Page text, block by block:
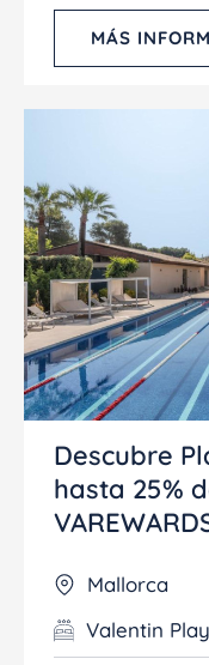
MÁS
Descubre
hasta 25%
Mallorca
Valentin